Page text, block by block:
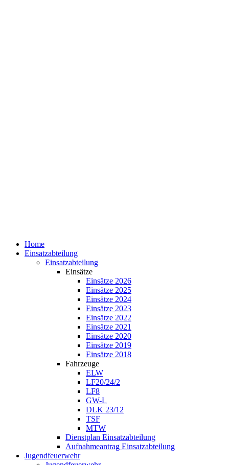
Home
Einsatzabteilung
Einsatzabteilung
Einsätze
Einsätze 2026
Einsätze 2025
Einsätze 2024
Einsätze 2023
Einsätze 2022
Einsätze 2021
Einsätze 2020
Einsätze 2019
Einsätze 2018
Fahrzeuge
ELW
LF20/24/2
LF8
GW-L
DLK 23/12
TSF
MTW
Dienstplan Einsatzabteilung
Aufnahmeantrag Einsatzabteilung
Jugendfeuerwehr